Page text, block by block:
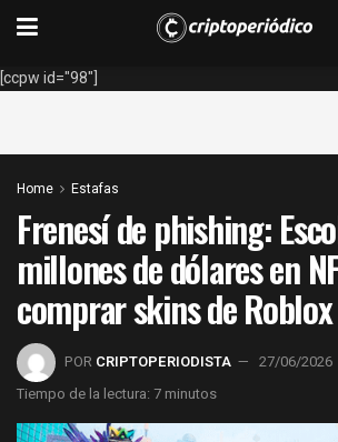
[ccpw id="98"]
Home Estafas
Frenesí de phishing:
millones de dólares en
comprar skins de Roblox
POR CRIPTOPERIODISTA
27/06/2026
Tiempo de la lectura: 7 minutos